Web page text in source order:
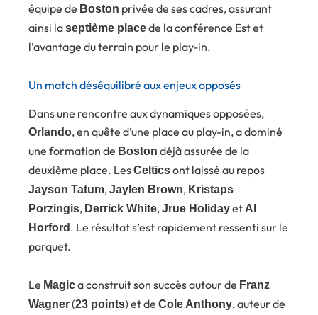
équipe de Boston privée de ses cadres, assurant
ainsi laseptième placede la conférence Est et
l’avantage du terrain pour le play-in.
Un match déséquilibré aux enjeux opposés
Dans une rencontre aux dynamiques opposées,
Orlando, en quête d’une place au play-in, a dominé
une formation de Boston déjà assurée de la
deuxième place. LesCelticsont laissé au repos
Jayson Tatum,Jaylen Brown, Kristaps
Porzingis, Derrick White,Jrue Holidayet Al
Horford . Le résultat s’est rapidement ressenti sur le
parquet.
Le Magica construit son succès autour de Franz
Wagner(23 points) et de Cole Anthony, auteur de